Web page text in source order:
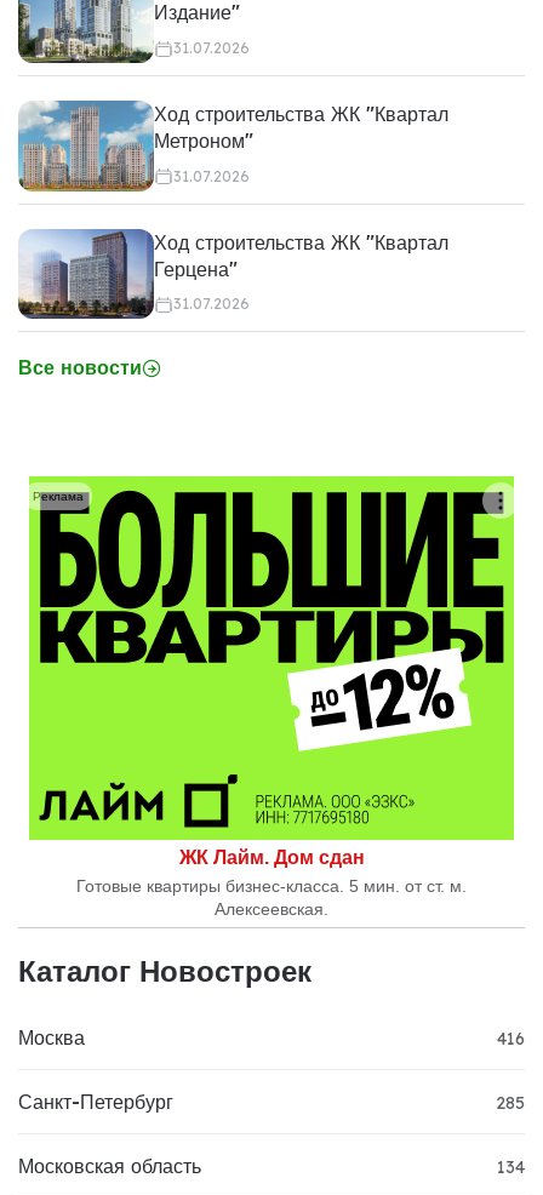
Издание"
31.07.2026
Ход строительства ЖК "Квартал
Метроном"
31.07.2026
Ход строительства ЖК "Квартал
Герцена"
31.07.2026
Все новости
ЖК Лайм. Дом сдан
Готовые квартиры бизнес-класса. 5 мин. от ст. м.
Алексеевская.
Реклама
Каталог Новостроек
Москва 416
Санкт-Петербург 285
Московская область 134